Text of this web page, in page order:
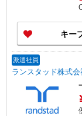
キー
派遣社員
ランスタッド株式